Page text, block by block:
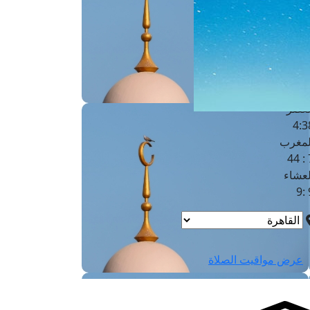
عرض مواقيت الصلاة